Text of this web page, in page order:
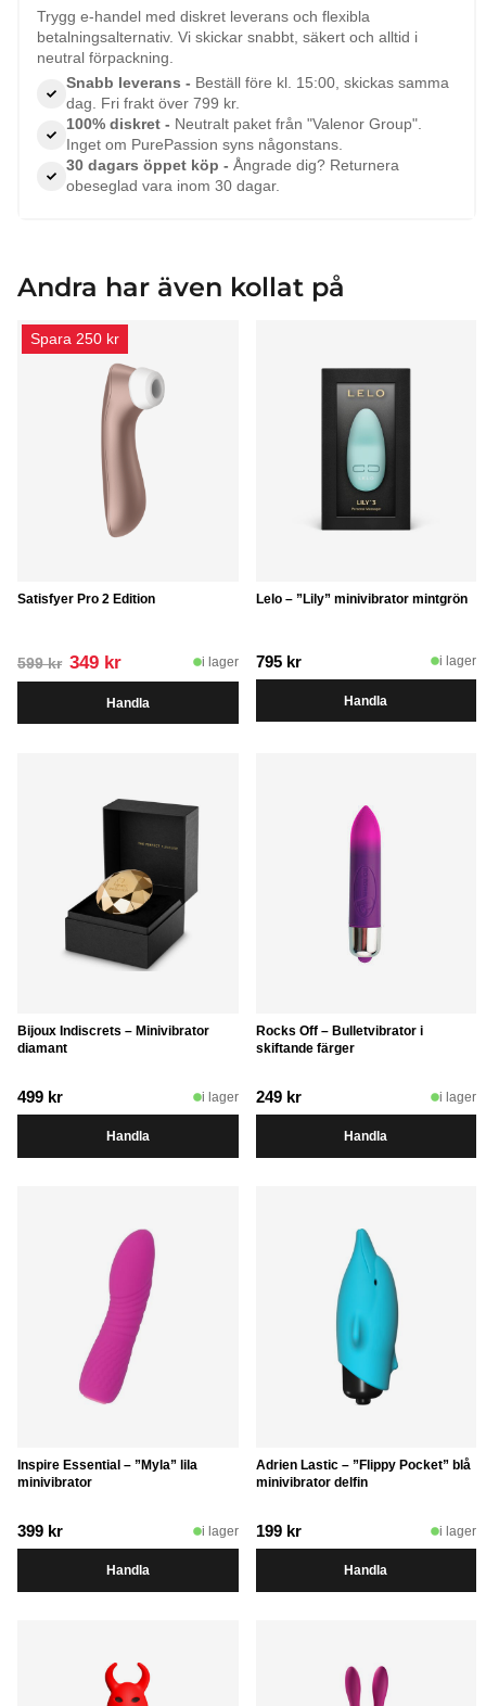
Trygg e-handel med diskret leverans och flexibla
betalningsalternativ. Vi skickar snabbt, säkert och alltid i
neutral förpackning.
Snabb leverans - Beställ före kl. 15:00, skickas samma
dag. Fri frakt över 799 kr.
100% diskret - Neutralt paket från "Valenor Group".
Inget om PurePassion syns någonstans.
30 dagars öppet köp - Ångrade dig? Returnera
obeseglad vara inom 30 dagar.
Andra har även kollat på
Satisfyer Pro 2 Edition
599kr Det
ursprungliga
priset
var:
349 krDet
nuvarande
priset
är:
i lager
Handla
Spara 250 kr
Lelo – ”Lily” minivibrator mintgrön
795 kr i lager
Handla
Bijoux Indiscrets – Minivibrator
diamant
499 kr i lager
Handla
Rocks Off – Bulletvibrator i
skiftande färger
249 kr i lager
Handla
Inspire Essential – ”Myla” lila
minivibrator
399 kr i lager
Handla
Adrien Lastic – ”Flippy Pocket” blå
minivibrator delfin
199 kr i lager
Handla